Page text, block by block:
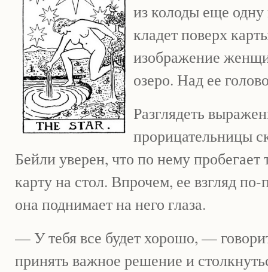
из колоды еще одну
кладет поверх
изображение
озеро. Над ее
Разглядеть
прорицательницы
Бейли уверен, что по нему пробегает
карту на стол. Впрочем, ее взгляд
она поднимает на него глаза.
— У тебя все будет хорошо, —
принять важное решение и